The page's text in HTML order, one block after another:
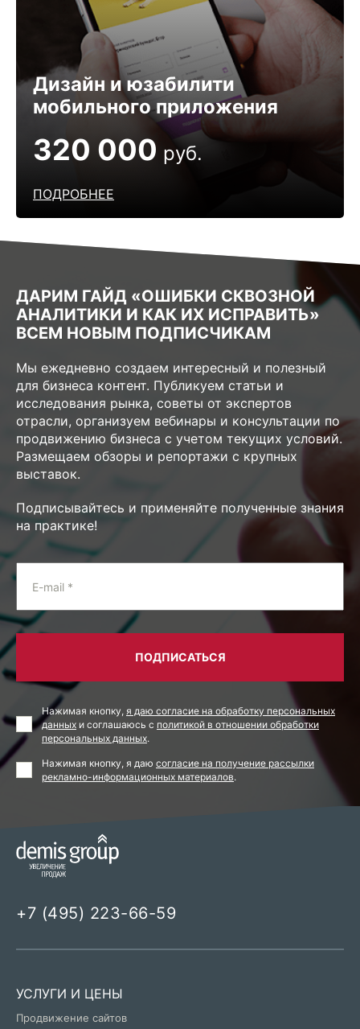
Дизайн и юзабилити
мобильного приложения
ПОДРОБНЕЕ
320 000 руб.
ДАРИМ ГАЙД «ОШИБКИ СКВОЗНОЙ
АНАЛИТИКИ И КАК ИХ ИСПРАВИТЬ»
ВСЕМ НОВЫМ ПОДПИСЧИКАМ
Мы ежедневно создаем интересный и полезный
для бизнеса контент. Публикуем статьи и
исследования рынка, советы от экспертов
отрасли, организуем вебинары и консультации по
продвижению бизнеса с учетом текущих условий.
Размещаем обзоры и репортажи с крупных
выставок.
Подписывайтесь и применяйте полученные знания
на практике!
E-mail *
ПОДПИСАТЬСЯ
Нажимая кнопку, я даю согласие на обработку персональных
данных и соглашаюсь с политикой в отношении обработки
персональных данных.
Нажимая кнопку, я даю согласие на получение рассылки
рекламно-информационных материалов.
+7 (495) 223-66-59
УСЛУГИ И ЦЕНЫ
Продвижение сайтов